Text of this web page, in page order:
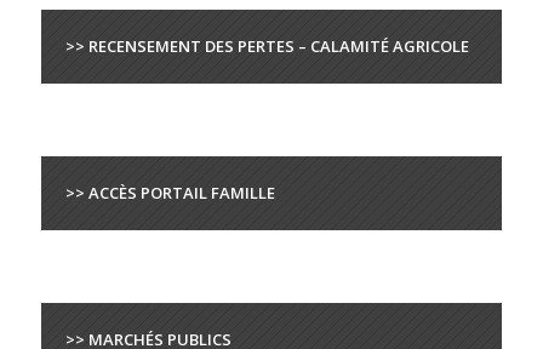
>> RECENSEMENT DES PERTES – CALAMITÉ AGRICOLE
>> ACCÈS PORTAIL FAMILLE
>> MARCHÉS PUBLICS